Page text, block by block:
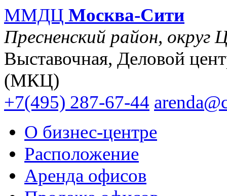
ММДЦ Москва-Сити
Пресненский район, округ
Выставочная, Деловой
(МКЦ)
+7(495) 287-67-44
О бизнес-центре
Расположение
Аренда офисов